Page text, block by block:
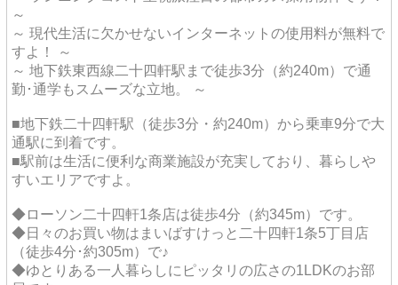
～
～ 現代生活に欠かせないインターネットの使用料が無料で
すよ！ ～
～ 地下鉄東西線二十四軒駅まで徒歩3分（約240m）で通
勤･通学もスムーズな立地。 ～
■地下鉄二十四軒駅（徒歩3分・約240m）から乗車9分で大
通駅に到着です。
■駅前は生活に便利な商業施設が充実しており、暮らしや
すいエリアですよ。
◆ローソン二十四軒1条店は徒歩4分（約345m）です。
◆日々のお買い物はまいばすけっと二十四軒1条5丁目店
（徒歩4分･約305m）で♪
◆ゆとりある一人暮らしにピッタリの広さの1LDKのお部